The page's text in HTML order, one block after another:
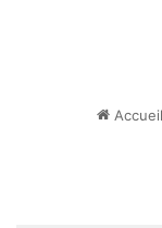
Accueil